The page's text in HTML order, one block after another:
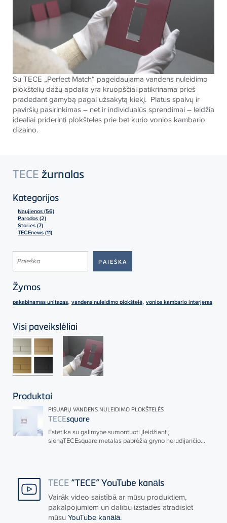
SuTECE „Perfect Match“ pageidaujama vandens nuleidimo
plokštelių dažų apdaila yra kruopščiai patikrinama prieš
pradedant gamybą pagal užsakytą kiekį. Platus spalvų ir
paviršių pasirinkimas – net ir individualūs sprendimai – leidžia
idealiai priderinti plokšteles prie bet kurio vonios kambario
dizaino.
TECE žurnalas
Kategorijos
Naujienos (56)
Parodos (2)
Stories (7)
TECEnews (11)
Žymos
pakabinamas unitazas, vandens nuleidimo plokštelė, vonios kambario interjeras
Visi paveikslėliai
Produktai
PISUARŲ VANDENS NULEIDIMO PLOKŠTELĖS
TECEsquare
Estetika su galimybe sumontuoti įleidžiant į
sienąTECEsquare metalas pabrėžia gryno nerūdijančio...
TECE “TECE” YouTube kanāls
Vairāk video saistībā ar mūsu produktiem,
pakalpojumiem un dalību izstādēs atradīsiet
mūsu YouTube kanālā.